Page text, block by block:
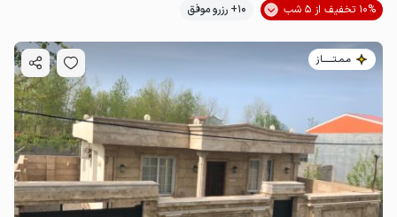
10% تخفیف از 5 شب
10+ رزرو موفق
مـمـتــــــاز